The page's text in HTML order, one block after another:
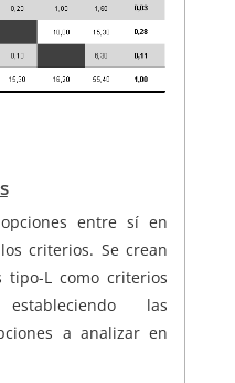
entre sí en
criterios. Se crean
tipo-L como criterios
las
a analizar en